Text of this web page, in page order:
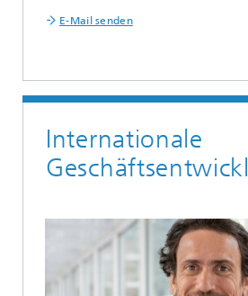
E-Mail senden
Internationale